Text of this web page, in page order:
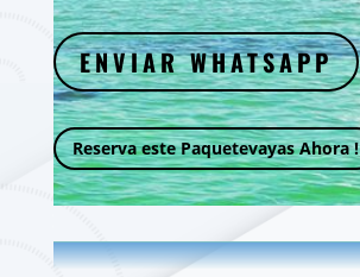
ENVIAR WHATSAPP
Reserva este Paquetevayas Ahora !